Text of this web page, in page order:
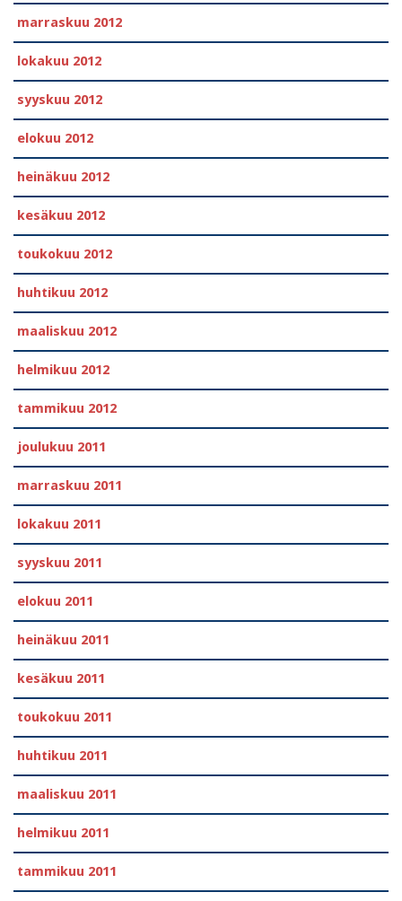
marraskuu 2012
lokakuu 2012
syyskuu 2012
elokuu 2012
heinäkuu 2012
kesäkuu 2012
toukokuu 2012
huhtikuu 2012
maaliskuu 2012
helmikuu 2012
tammikuu 2012
joulukuu 2011
marraskuu 2011
lokakuu 2011
syyskuu 2011
elokuu 2011
heinäkuu 2011
kesäkuu 2011
toukokuu 2011
huhtikuu 2011
maaliskuu 2011
helmikuu 2011
tammikuu 2011